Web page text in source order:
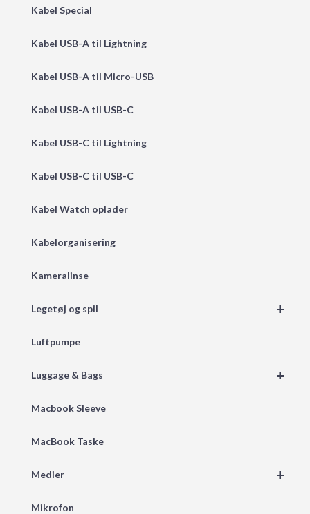
Kabel Special
Kabel USB-A til Lightning
Kabel USB-A til Micro-USB
Kabel USB-A til USB-C
Kabel USB-C til Lightning
Kabel USB-C til USB-C
Kabel Watch oplader
Kabelorganisering
Kameralinse
+
Legetøj og spil
Luftpumpe
+
Luggage & Bags
Macbook Sleeve
MacBook Taske
+
Medier
Mikrofon